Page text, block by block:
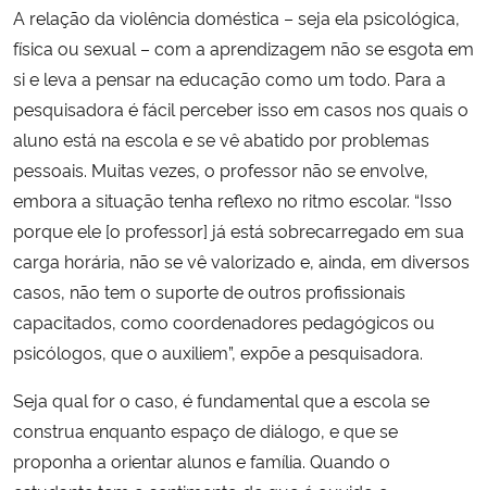
A relação da violência doméstica – seja ela psicológica,
física ou sexual – com a aprendizagem não se esgota em
si e leva a pensar na educação como um todo. Para a
pesquisadora é fácil perceber isso em casos nos quais o
aluno está na escola e se vê abatido por problemas
pessoais. Muitas vezes, o professor não se envolve,
embora a situação tenha reflexo no ritmo escolar. “Isso
porque ele [o professor] já está sobrecarregado em sua
carga horária, não se vê valorizado e, ainda, em diversos
casos, não tem o suporte de outros profissionais
capacitados, como coordenadores pedagógicos ou
psicólogos, que o auxiliem”, expõe a pesquisadora.
Seja qual for o caso, é fundamental que a escola se
construa enquanto espaço de diálogo, e que se
proponha a orientar alunos e família. Quando o